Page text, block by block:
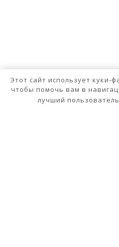
Этот сайт использует куки-
чтобы помочь вам в
лучший